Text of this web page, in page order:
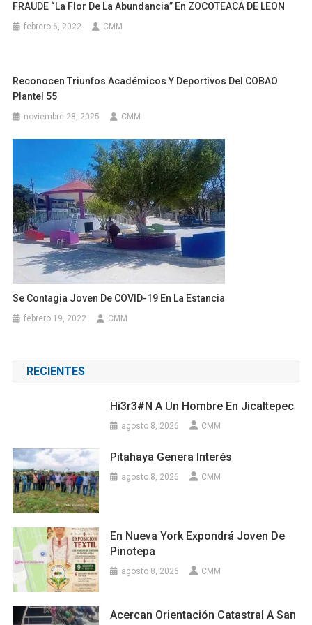
FRAUDE “la Flor De La Abundancia” En ZOCOTEACA DE LEON
febrero 6, 2022 CMM
Reconocen Triunfos Académicos Y Deportivos Del COBAO
Plantel 55
noviembre 28, 2025 CMM
Se Contagia Joven De COVID-19 En La Estancia
febrero 19, 2022 CMM
RECIENTES
Hi3r3#n A Un Hombre En Jicaltepec
agosto 8, 2026 CMM
Pitahaya Genera Interés
agosto 8, 2026 CMM
En Nueva York Expondrá Joven De
Pinotepa
agosto 8, 2026 CMM
Acercan Orientación Catastral A San